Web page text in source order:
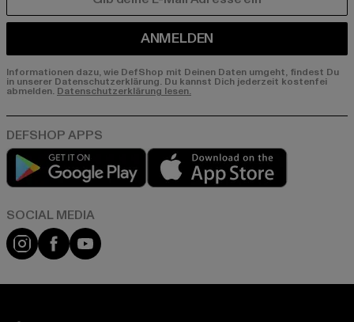
ANMELDEN
Informationen dazu, wie DefShop mit Deinen Daten umgeht, findest Du
in unserer Datenschutzerklärung. Du kannst Dich jederzeit kostenfei
abmelden. Datenschutzerklärung lesen.
Play market
Instagram
FacebookYouTube